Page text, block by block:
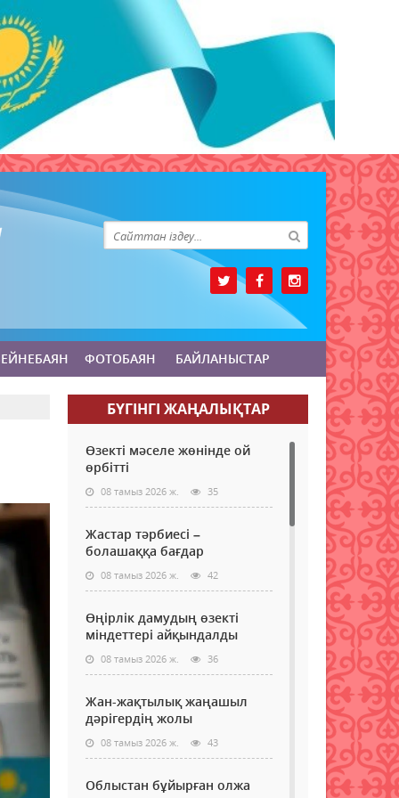
ФОТОБАЯН БАЙЛАНЫСТАР
БҮГІНГI ЖАҢАЛЫҚТАР
Өзекті мәселе жөнінде ой
өрбітті
08 тамыз 2026 ж. 35
Жастар тәрбиесі –
болашаққа бағдар
08 тамыз 2026 ж. 42
Өңірлік дамудың өзекті
міндеттері айқындалды
08 тамыз 2026 ж. 36
Жан-жақтылық жаңашыл
дәрігердің жолы
08 тамыз 2026 ж. 43
Облыстан бұйырған олжа